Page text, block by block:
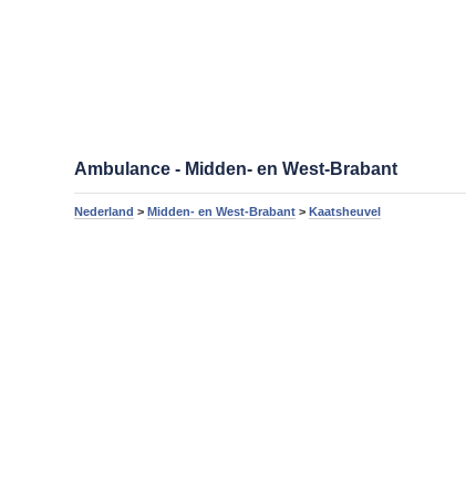
Ambulance - Midden- en West-Brabant
Nederland >Midden- en West-Brabant >Kaatsheuvel